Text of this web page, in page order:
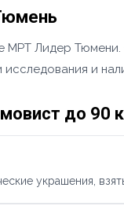
МРТ Лидер
и
до 90
украшения,